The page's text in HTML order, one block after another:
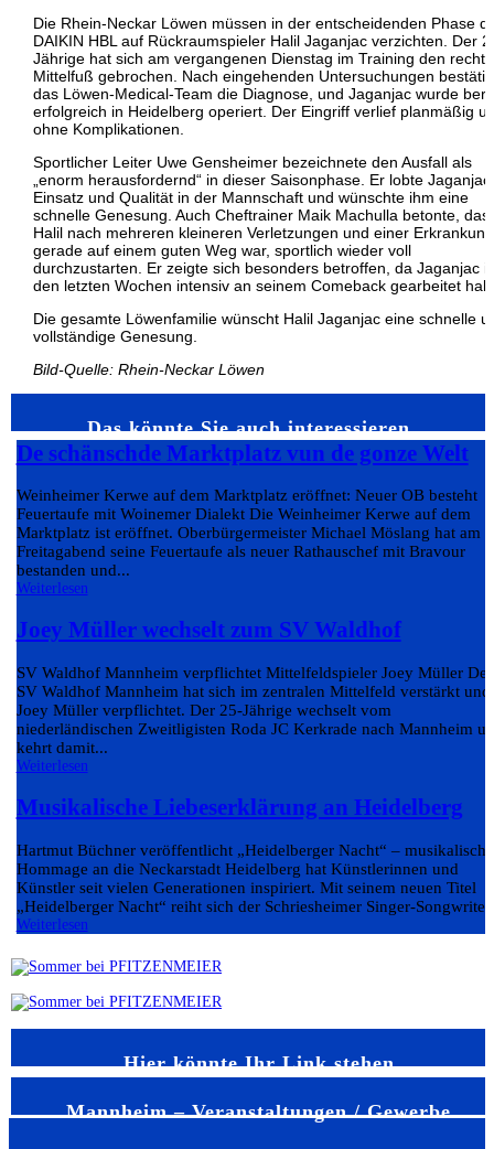
Die Rhein-Neckar Löwen müssen in der entscheidenden Phase
DAIKIN HBL auf Rückraumspieler Halil Jaganjac verzichten. Der
Jährige hat sich am vergangenen Dienstag im Training den
Mittelfuß gebrochen. Nach eingehenden Untersuchungen
das Löwen-Medical-Team die Diagnose, und Jaganjac wurde
erfolgreich in Heidelberg operiert. Der Eingriff verlief planmäßig
ohne Komplikationen.
Sportlicher Leiter Uwe Gensheimer bezeichnete den Ausfall als
„enorm herausfordernd“ in dieser Saisonphase. Er lobte
Einsatz und Qualität in der Mannschaft und wünschte ihm eine
schnelle Genesung. Auch Cheftrainer Maik Machulla betonte,
Halil nach mehreren kleineren Verletzungen und einer Erkrankung
gerade auf einem guten Weg war, sportlich wieder voll
durchzustarten. Er zeigte sich besonders betroffen, da Jaganjac
den letzten Wochen intensiv an seinem Comeback gearbeitet
Die gesamte Löwenfamilie wünscht Halil Jaganjac eine schnelle
vollständige Genesung.
Bild-Quelle: Rhein-Neckar Löwen
Das könnte Sie auch interessieren…
De schänschde Marktplatz vun de gonze Welt
Weinheimer Kerwe auf dem Marktplatz eröffnet: Neuer OB besteht
Feuertaufe mit Woinemer Dialekt Die Weinheimer Kerwe auf dem
Marktplatz ist eröffnet. Oberbürgermeister Michael Möslang hat am
Freitagabend seine Feuertaufe als neuer Rathauschef mit Bravour
bestanden und...
Weiterlesen
Joey Müller wechselt zum SV Waldhof
SV Waldhof Mannheim verpflichtet Mittelfeldspieler Joey Müller Der
SV Waldhof Mannheim hat sich im zentralen Mittelfeld verstärkt und
Joey Müller verpflichtet. Der 25-Jährige wechselt vom
niederländischen Zweitligisten Roda JC Kerkrade nach Mannheim
kehrt damit...
Weiterlesen
Musikalische Liebeserklärung an Heidelberg
Hartmut Büchner veröffentlicht „Heidelberger Nacht“ – musikalische
Hommage an die Neckarstadt Heidelberg hat Künstlerinnen und
Künstler seit vielen Generationen inspiriert. Mit seinem neuen Titel
„Heidelberger Nacht“ reiht sich der Schriesheimer Singer-
Weiterlesen
Hier könnte Ihr Link stehen
Mannheim – Veranstaltungen / Gewerbe